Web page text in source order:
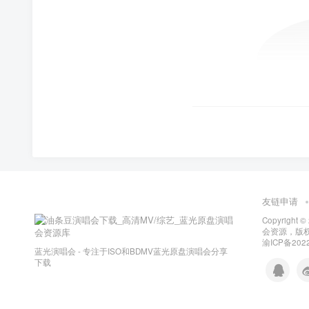
蓝光演唱会 - 专注于ISO和BDMV蓝光原盘演唱会分享
下载
友链申请
Copyright ©
会资源，版
渝ICP备